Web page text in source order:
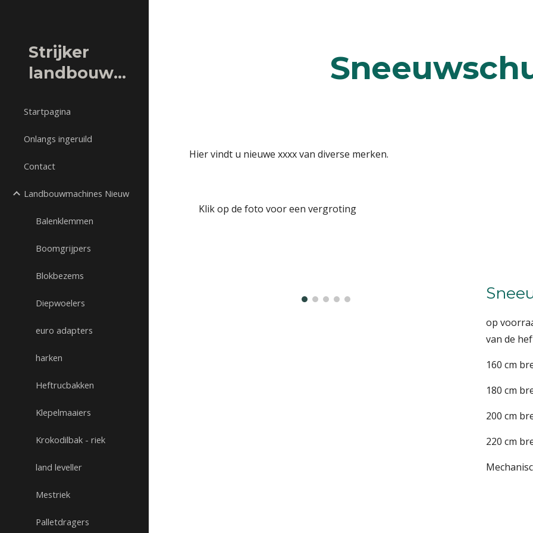
Strijker
landbouwmachines
Startpagina
Onlangs ingeruild
Contact
Landbouwmachines Nieuw
Balenklemmen
Boomgrijpers
Blokbezems
Diepwoelers
euro adapters
harken
Heftrucbakken
Klepelmaaiers
Krokodilbak - riek
land leveller
Mestriek
Palletdragers
Hier vindt u nieuwe xxxx van diverse merken.
Klik op de foto voor een vergroting
op
van de
160 cm
180 cm
200 cm
220 cm